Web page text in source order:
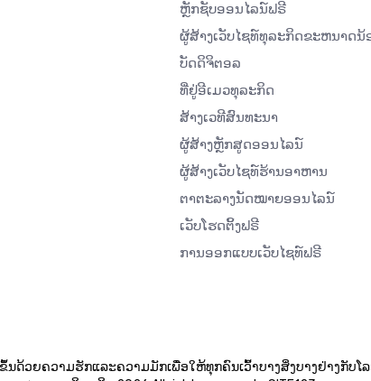
ຫຼັກຊັບອອນໄລນ໌ຟຣີ
ຜູ້ສ້າງເວັບໄຊທ໌ທຸລະກິດຂະຫນາດນ້
ບັດດິຈິຕອລ
ທີ່ຢູ່ອີເມວທຸລະກິດ
ສ້າງເວທີສົນທະນາ
ຜູ້ສ້າງຫຼັກສູດອອນໄລນ໌
ຜູ້ສ້າງເວັບໄຊທ໌ຮ້ານອາຫານ
ຕາຕະລາງນັດໝາຍອອນໄລນ໌
ເວັບໂຮດຕິ້ງຟຣີ
ການອອກແບບເວັບໄຊທ໌ຟຣີ
ນດ້ວຍຄວາມຮັກແລະຄວາມມັກເພື່ອໃຫ້ທຸກຄົນເວົ້າບາງສິ່ງບາງຢ່າງກັບໂ